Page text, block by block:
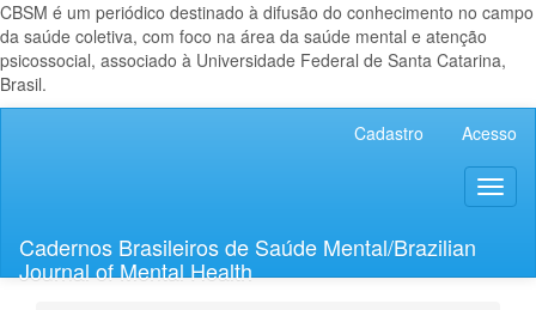
CBSM é um periódico destinado à difusão do conhecimento no campo
da saúde coletiva, com foco na área da saúde mental e atenção
psicossocial, associado à Universidade Federal de Santa Catarina,
Brasil.
Lateral
Cadastro Acesso
Cadernos Brasileiros de Saúde Mental/Brazilian
Journal of Mental Health